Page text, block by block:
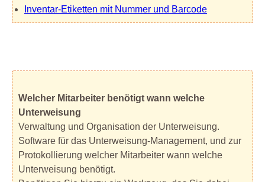
Inventar-Etiketten mit Nummer und Barcode
Welcher Mitarbeiter benötigt wann welche
Unterweisung
Verwaltung und Organisation der Unterweisung.
Software für das Unterweisung-Management, und zur
Protokollierung welcher Mitarbeiter wann welche
Unterweisung benötigt.